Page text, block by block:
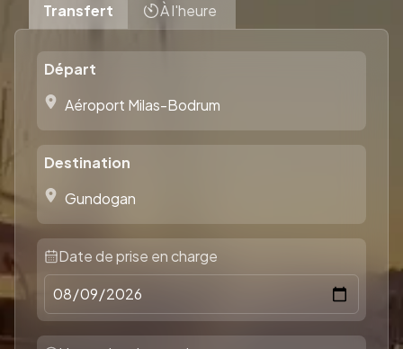
Transfert À l'heure
Départ
Destination
Date de prise en charge